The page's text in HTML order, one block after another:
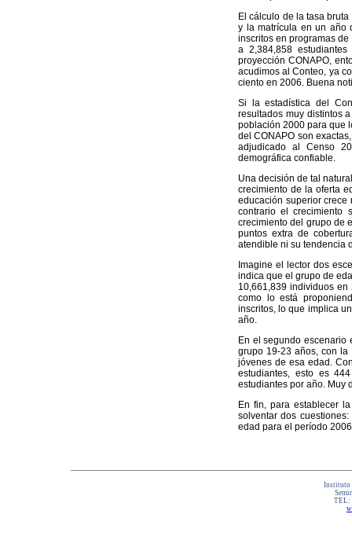
El cálculo de la tasa
y la matrícula en un año
inscritos en programas
a 2,384,858
proyección CONAPO,
acudimos al Conteo, ya
ciento en 2006. Buena
Si la estadística del
resultados muy distintos
población 2000 para que
del CONAPO son
adjudicado al Censo
demográfica confiable.
Una decisión de tal
crecimiento de la oferta
educación superior crece
contrario el crecimiento
crecimiento del grupo de
puntos extra de
atendible ni su tendencia
Imagine el lector dos
indica que el grupo de
10,661,839 individuos
como lo está
inscritos, lo que implica
año.
En el segundo escenario
grupo 19-23 años, con
jóvenes de esa edad.
estudiantes, esto es
estudiantes por año. Muy
En fin, para establecer
solventar dos
edad para el período
Instituto
TEL: